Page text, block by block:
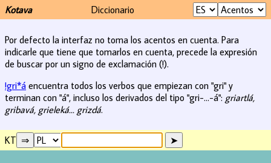
Kotava Diccionario
Por defecto la interfaz no toma los acentos en cuenta. Para
indicarle que tiene que tomarlos en cuenta, precede la expresión
de buscar por un signo de exclamación (!).
!gri*á encuentra todos los verbos que empiezan con "gri" y
terminan con "á", incluso los derivados del tipo "gri-...-á": griartlá,
gribavá, grieleká... grizdá.
KT